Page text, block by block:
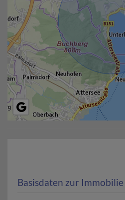
Basisdaten zur Immobilie